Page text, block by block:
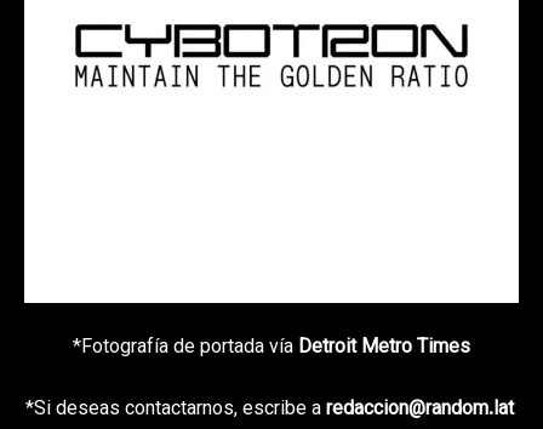
*Fotografía de portada vía Detroit Metro Times
*Si deseas contactarnos, escribe aredaccion@random.lat